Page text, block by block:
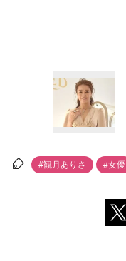
#観月ありさ #女優